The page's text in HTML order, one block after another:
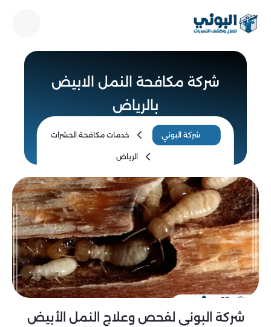
شركة مكافحة النمل الابيض
بالرياض
شركة البوني خدمات مكافحة الحشرات
الرياض
شركة البوني لفحص وعلاج النمل الأبيض